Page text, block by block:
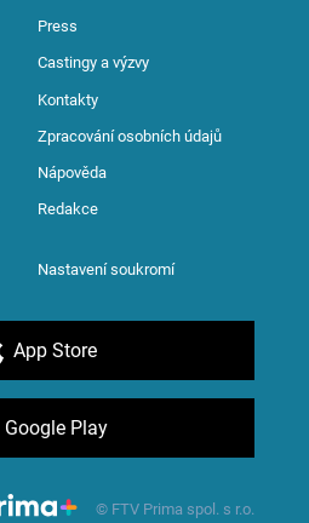
Press
Castingy a výzvy
Kontakty
Zpracování osobních údajů
Nápověda
Redakce
Nastavení soukromí
App Store
Google Play
© FTV Prima spol. s r.o.